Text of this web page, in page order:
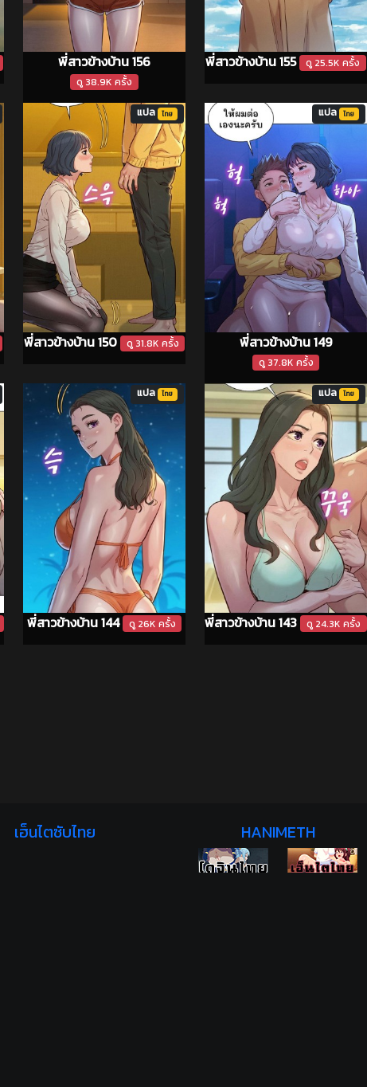
พี่สาวข้างบ้าน 156
ดู 38.9K ครั้ง
พี่สาวข้างบ้าน 155 ดู 25.5K ครั้ง
พี่สาวข้างบ้าน 150 ดู 31.8K ครั้ง
แปล ไทย
พี่สาวข้างบ้าน 149
ดู 37.8K ครั้ง
แปล ไทย
พี่สาวข้างบ้าน 144 ดู 26K ครั้ง
แปล ไทย
พี่สาวข้างบ้าน 143 ดู 24.3K ครั้ง
แปล ไทย
เฮ็นไตซับไทย HANIMETH